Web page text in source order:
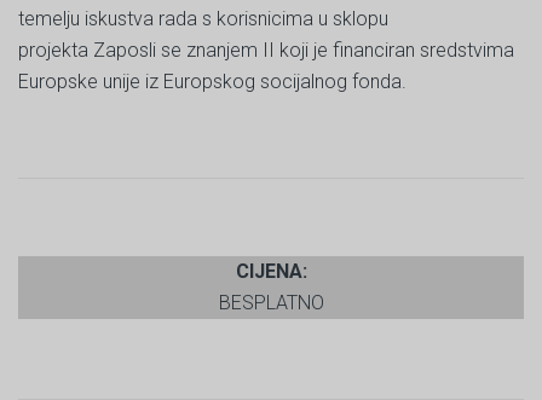
temelju iskustva rada s korisnicima u sklopu
projekta Zaposli se znanjem II koji je financiran sredstvima
Europske unije iz Europskog socijalnog fonda.
CIJENA:
BESPLATNO